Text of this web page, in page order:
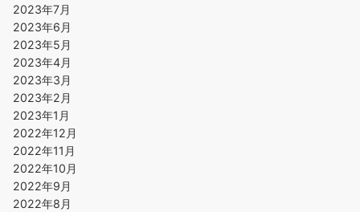
2023年7月
2023年6月
2023年5月
2023年4月
2023年3月
2023年2月
2023年1月
2022年12月
2022年11月
2022年10月
2022年9月
2022年8月